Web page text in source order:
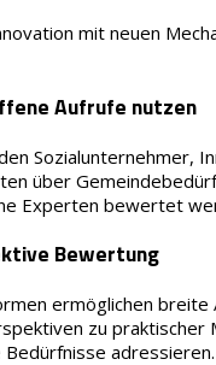
mit neuen
Aufrufe nutzen
Sozialunternehmer,
über
Experten bewertet
Bewertung
ermöglichen
zu
adressieren.